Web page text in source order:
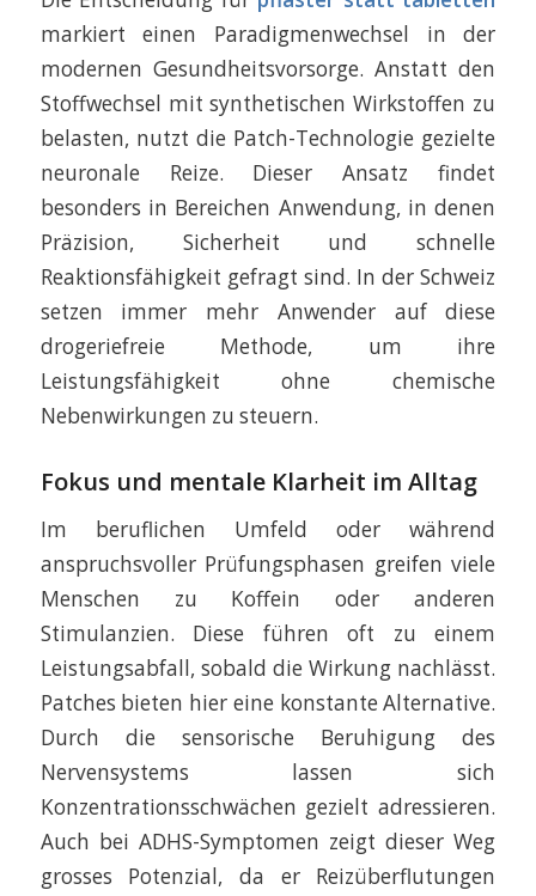
markiert einen Paradigmenwechsel in der
modernen Gesundheitsvorsorge. Anstatt den
Stoffwechsel mit synthetischen Wirkstoffen zu
belasten, nutzt die Patch-Technologie gezielte
neuronale Reize. Dieser Ansatz findet
besonders in Bereichen Anwendung, in denen
Präzision, Sicherheit und schnelle
Reaktionsfähigkeit gefragt sind. In der Schweiz
setzen immer mehr Anwender auf diese
drogeriefreie Methode, um ihre
Leistungsfähigkeit ohne chemische
Nebenwirkungen zu steuern.
Fokus und mentale Klarheit im Alltag
Im beruflichen Umfeld oder während
anspruchsvoller Prüfungsphasen greifen viele
Menschen zu Koffein oder anderen
Stimulanzien. Diese führen oft zu einem
Leistungsabfall, sobald die Wirkung nachlässt.
Patches bieten hier eine konstante Alternative.
Durch die sensorische Beruhigung des
Nervensystems lassen sich
Konzentrationsschwächen gezielt adressieren.
Auch bei ADHS-Symptomen zeigt dieser Weg
grosses Potenzial, da er Reizüberflutungen